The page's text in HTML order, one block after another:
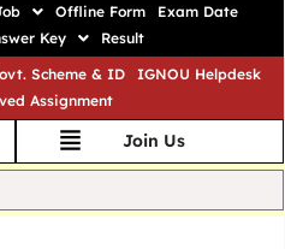
Offline Form
Exam Date
Key
Result
Scheme & ID
IGNOU Helpdesk
Assignment
Join Us